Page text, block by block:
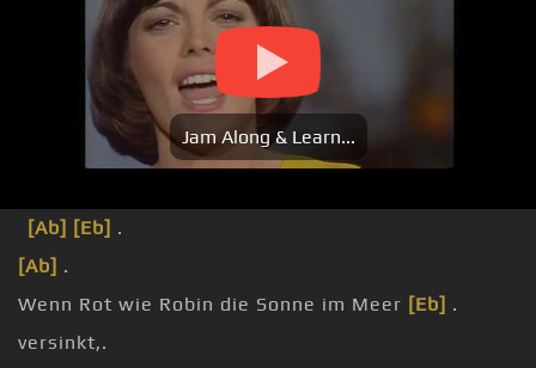
Jam Along & Learn...
[Ab] [Eb] .
[Ab] .
Wenn Rot wie Robin die Sonne im Meer [Eb] .
versinkt,.